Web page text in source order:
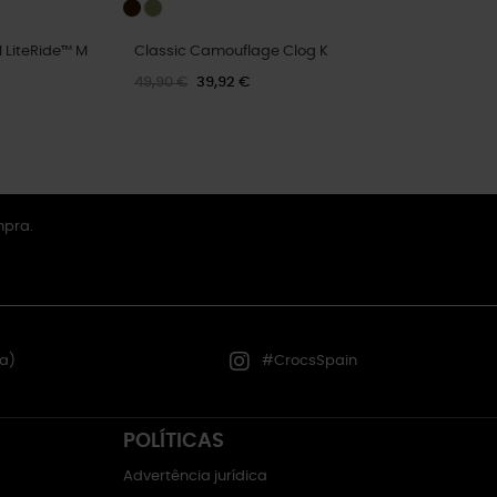
LiteRide™ M Classic Camouflage Clog K
49,90 € 39,92 €
#CrocsSpain
POLÍTICAS
Advertência jurídica